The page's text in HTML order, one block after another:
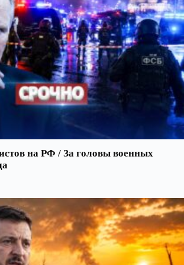
на РФ / За головы военных